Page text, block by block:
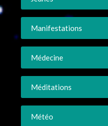
Manifestations
Médecine
Méditations
Météo